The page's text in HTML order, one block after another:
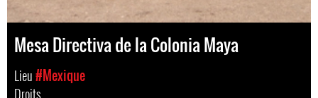
Mesa Directiva de la Colonia Maya
Lieu#Mexique
Droits